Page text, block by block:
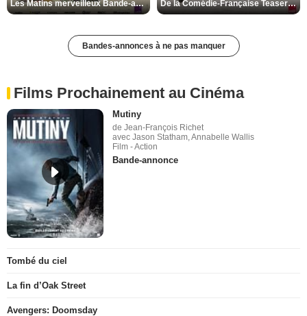
Les Matins merveilleux Bande-annonce VF De la Comédie-Française Teaser VF
Bandes-annonces à ne pas manquer
Films Prochainement au Cinéma
Mutiny
de Jean-François Richet
avec Jason Statham, Annabelle Wallis
Film - Action
Bande-annonce
Tombé du ciel
La fin d’Oak Street
Avengers: Doomsday